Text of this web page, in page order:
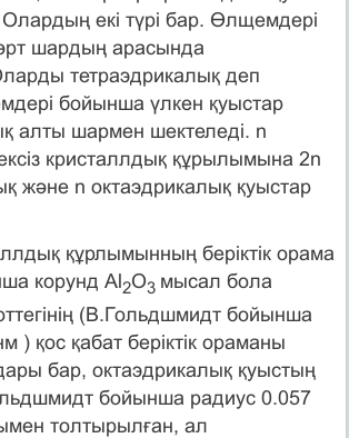
екі түрі бар. Өлщемдері
шардың арасында
тетраэдрикалық деп
бойынша үлкен қуыстар
алты шармен шектеледі. n
кристаллдық құрылымына 2n
және n октаэдрикалық қуыстар
құрлымынның беріктік орама
корунд Al2O3 мысал бола
(В.Гольдшмидт бойынша
) қос қабат беріктік ораманы
бар, октаэдрикалық қуыстың
бойынша радиус 0.057
толтырылған, ал